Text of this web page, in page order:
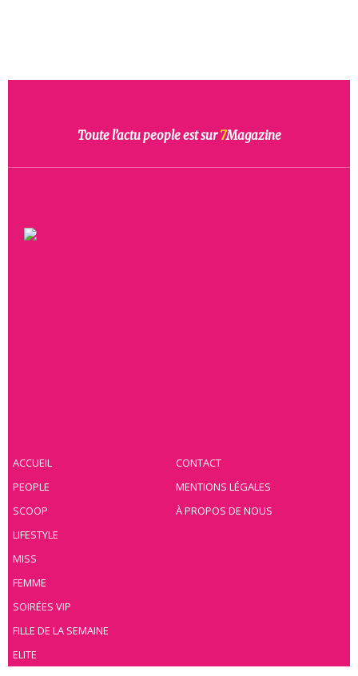
Toute l’actu people est sur7Magazine
ACCUEIL
PEOPLE
SCOOP
LIFESTYLE
MISS
FEMME
SOIRÉES VIP
FILLE DE LA SEMAINE
ELITE
CONTACT
MENTIONS LÉGALES
À PROPOS DE NOUS